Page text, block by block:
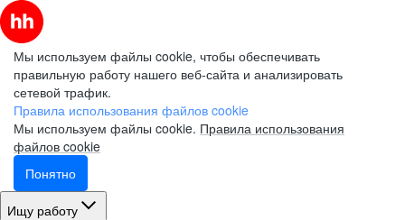
Мы используем файлы cookie, чтобы обеспечивать
правильную работу нашего веб-сайта и анализировать
сетевой трафик.
Правила использования файлов cookie
Мы используем файлы cookie. Правила использования
файлов cookie
Понятно
Ищу работу